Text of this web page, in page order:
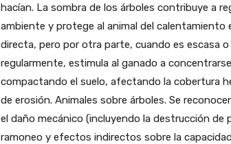
hacían. La sombra de los árboles contribuye a
ambiente y protege al animal del calentamiento
directa, pero por otra parte, cuando es escasa
regularmente, estimula al ganado a
compactando el suelo, afectando la cobertura
de erosión. Animales sobre árboles. Se
el daño mecánico (incluyendo la destrucción de
ramoneo y efectos indirectos sobre la